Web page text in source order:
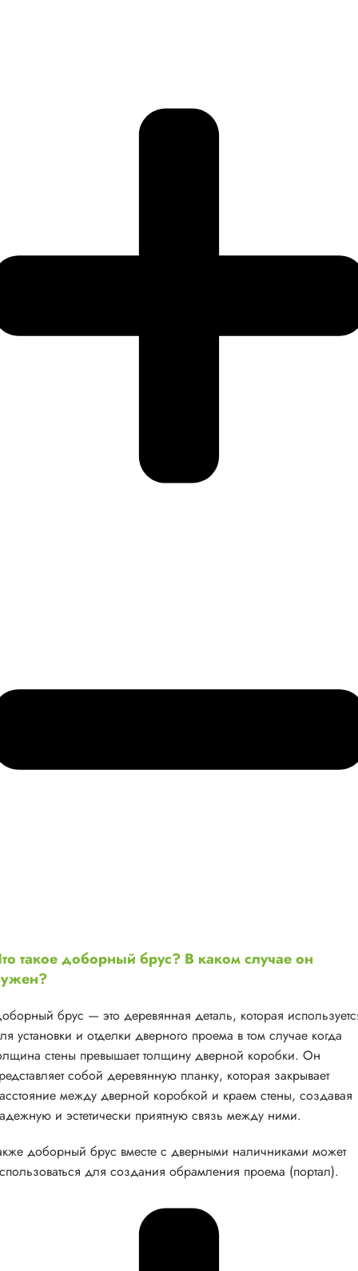
такое доборный брус? В каком случае он
брус — это деревянная деталь, которая
установки и отделки дверного проема в том случае когда
стены превышает толщину дверной коробки. Он
собой деревянную планку, которая закрывает
между дверной коробкой и краем стены, создавая
и эстетически приятную связь между ними.
доборный брус вместе с дверными наличниками может
для создания обрамления проема (портал).